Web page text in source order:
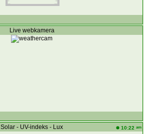
Live webkamera
Solar - UV-indeks - Lux 10:22 am